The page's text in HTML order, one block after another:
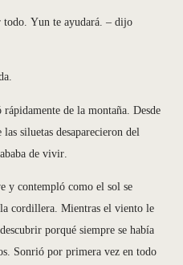
todo. Yun te ayudará. – dijo
de la montaña. Desde
siluetas desaparecieron del
de vivir.
y contempló como el sol se
cordillera. Mientras el viento le
porqué siempre se había
Sonrió por primera vez en todo